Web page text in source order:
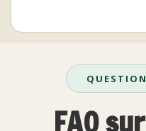
FAQ